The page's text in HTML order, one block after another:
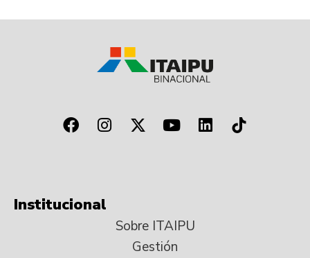
Institucional
Sobre ITAIPU
Gestión